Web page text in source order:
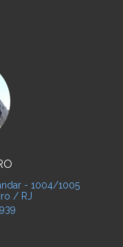
- 1004/1005
/ RJ